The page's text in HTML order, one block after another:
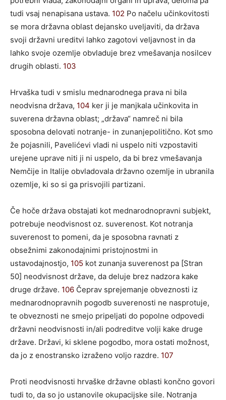
tudi vsaj nenapisana ustava. 102 Po načelu učinkovitosti
se mora državna oblast dejansko uveljaviti, da država
svoji državni ureditvi lahko zagotovi veljavnost in da
lahko svoje ozemlje obvladuje brez vmešavanja nosilcev
drugih oblasti. 103
Hrvaška tudi v smislu mednarodnega prava ni bila
neodvisna država, 104 ker ji je manjkala učinkovita in
suverena državna oblast; „država“ namreč ni bila
sposobna delovati notranje- in zunanjepolitično. Kot smo
že pojasnili, Pavelićevi vladi ni uspelo niti vzpostaviti
urejene uprave niti ji ni uspelo, da bi brez vmešavanja
Nemčije in Italije obvladovala državno ozemlje in ubranila
ozemlje, ki so si ga prisvojili partizani.
Če hoče država obstajati kot mednarodnopravni subjekt,
potrebuje neodvisnost oz. suverenost. Kot notranja
suverenost to pomeni, da je sposobna ravnati z
obsežnimi zakonodajnimi pristojnostmi in
ustavodajnostjo, 105 kot zunanja suverenost pa [Stran
50] neodvisnost države, da deluje brez nadzora kake
druge države. 106 Čeprav sprejemanje obveznosti iz
mednarodnopravnih pogodb suverenosti ne nasprotuje,
te obveznosti ne smejo pripeljati do popolne odpovedi
državni neodvisnosti in/ali podreditve volji kake druge
države. Državi, ki sklene pogodbo, mora ostati možnost,
da jo z enostransko izraženo voljo razdre. 107
Proti neodvisnosti hrvaške državne oblasti končno govori
tudi to, da so jo ustanovile okupacijske sile. Notranja